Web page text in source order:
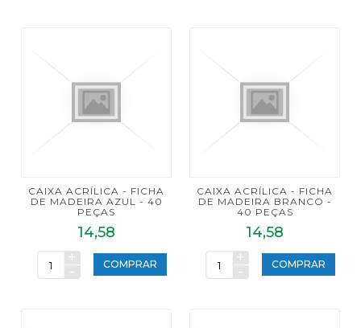
CAIXA ACRÍLICA - FICHA
DE MADEIRA AZUL - 40
PEÇAS
14,58
+
-
COMPRAR
CAIXA ACRÍLICA - FICHA
DE MADEIRA BRANCO -
40 PEÇAS
14,58
+
-
COMPRAR